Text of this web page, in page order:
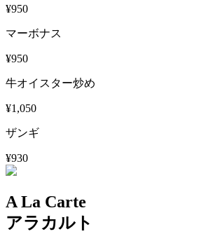
¥950
マーボナス
¥950
牛オイスター炒め
¥1,050
ザンギ
¥930
A La Carte
アラカルト